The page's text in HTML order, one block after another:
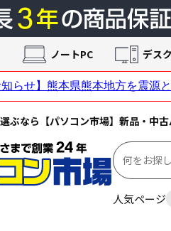
ぶなら【パソコン市場】新品・中古
人気ページ
ノートPC デス